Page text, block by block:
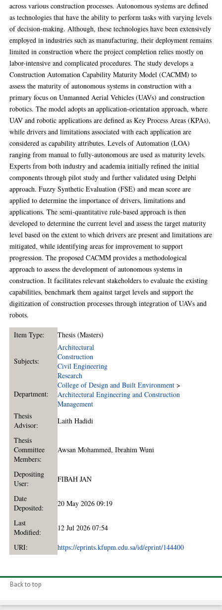
across various construction processes. Autonomous systems are defined
as technologies that have the ability to perform tasks with varying levels
of decision-making. Although, these technologies have been extensively
employed in industries such as manufacturing, their deployment remains
limited in construction where the project completion relies mostly on
labor-intensive and complicated procedures. The study develops a
Construction Automation Capability Maturity Model (CACMM) to
assess the maturity of autonomous systems in construction with a
primary focus on Unmanned Aerial Vehicles (UAVs) and construction
robotics. The model adopts an application-orientation approach, where
UAV and robotic applications are defined as Key Process Areas (KPAs),
while drivers and limitations associated with each application are
considered as capability attributes. Levels of Automation (LOA)
ranging from manual to fully-autonomous are used as maturity levels.
Experts from both industry and academia initially refined the initial
components through pilot study and further validated using Delphi
approach. Fuzzy Synthetic Evaluation (FSE) and mean score are
applied to determine the importance of drivers, limitations and
applications. The semi-quantitative rule-based approach is then
developed to determine the current level and assess the target maturity
level based on the extent to which drivers are present and limitations are
mitigated, while identifying areas for improvement to support
progression. The proposed CACMM provides a methodological
approach to assess the development of autonomous systems in
construction. It facilitates relevant stakeholders to evaluate the existing
capabilities, benchmark them against target levels and support the
digitization of construction processes through integration of UAVs and
robots.
Item Type: Thesis (Masters)
Subjects:
Architectural
Construction
Civil Engineering
Research
Department:
College of Design and Built Environment >
Architectural Engineering and Construction
Management
Thesis
Advisor:
Laith Hadidi
Thesis
Committee
Members:
Awsan Mohammed,Ibrahim Wuni
Depositing
User:
FIBAH JAN
Date
Deposited:
20 May 2026 09:19
Last
Modified:
12 Jul 2026 07:54
URI: https://eprints.kfupm.edu.sa/id/eprint/144400
Back to top